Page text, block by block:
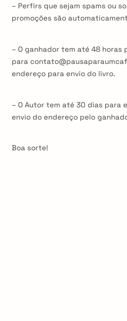
– Perfirs que sejam spams ou
promoções são
– O ganhador tem até 48 horas
para
endereço para envio do livro.
– O Autor tem até 30 dias para
envio do endereço pelo
Boa sorte!